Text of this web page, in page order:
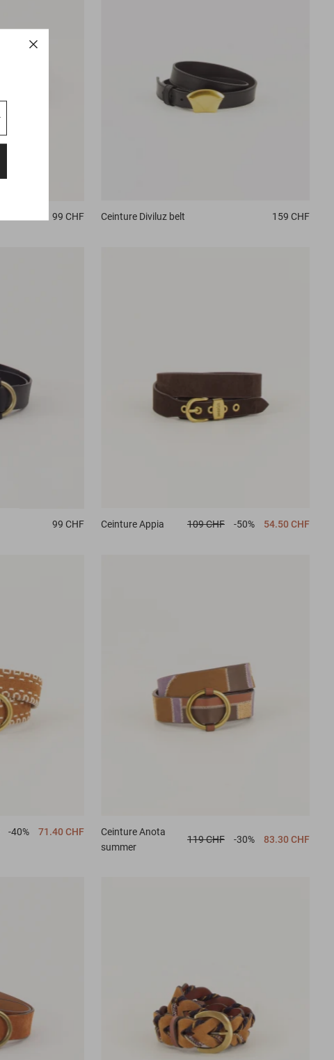
99 CHF Ceinture Diviluz belt 159 CHF
99 CHF Ceinture Appia 109 CHF -50% 54.50 CHF
-40% 71.40 CHF Ceinture Anota
summer
119 CHF -30% 83.30 CHF